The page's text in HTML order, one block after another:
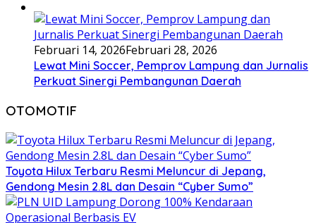
Februari 14, 2026Februari 28, 2026
Lewat Mini Soccer, Pemprov Lampung dan Jurnalis
Perkuat Sinergi Pembangunan Daerah
OTOMOTIF
Toyota Hilux Terbaru Resmi Meluncur di Jepang,
Gendong Mesin 2.8L dan Desain “Cyber Sumo”